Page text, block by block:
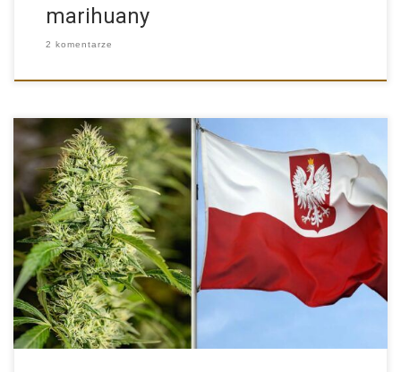
marihuany
2 komentarze
Czy Polska zbliża się do momentu, w którym marihuana
przestanie […]